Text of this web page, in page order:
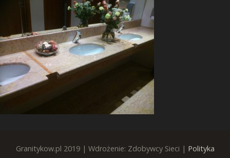
Granitykow.pl 2019 | Wdrożenie: Zdobywcy Sieci | Polityka